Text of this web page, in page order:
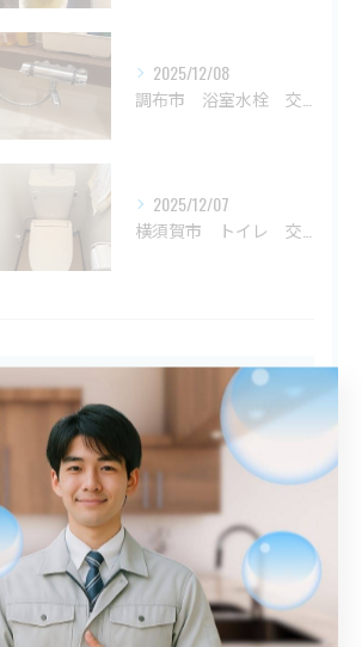
2025/12/08
2025/12/07
タグ
屋外排水管詰まり 解消
鎌倉市 トイレ詰まり
春日部市 江戸川区 トイレ
八王子市 シンク 入間市 平塚市